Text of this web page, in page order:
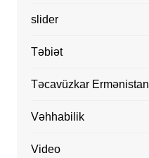
slider
Təbiət
Təcavüzkar Ermənistan
Vəhhabilik
Video